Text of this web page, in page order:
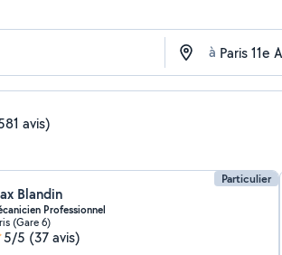
à
avis)
Particulier
Blandin
Professionnel
(Gare 6)
5/5 (37 avis)